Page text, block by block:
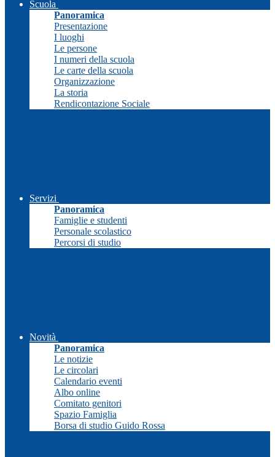
Scuola
Panoramica
Presentazione
I luoghi
Le persone
I numeri della scuola
Le carte della scuola
Organizzazione
La storia
Rendicontazione Sociale
Servizi
Panoramica
Famiglie e studenti
Personale scolastico
Percorsi di studio
Novità
Panoramica
Le notizie
Le circolari
Calendario eventi
Albo online
Comitato genitori
Spazio Famiglia
Borsa di studio Guido Rossa